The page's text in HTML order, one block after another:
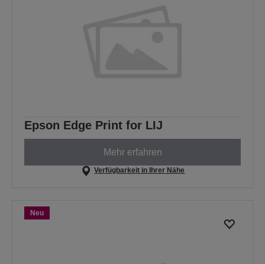
Epson Edge Print for LIJ
Mehr erfahren
Verfügbarkeit in Ihrer Nähe
Neu